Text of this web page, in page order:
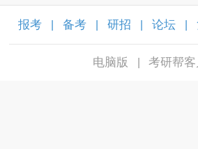
报考 备考 研招 论坛
电脑版 考研帮